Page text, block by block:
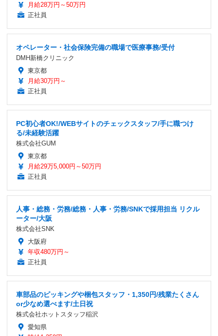
月給28万円～50万円
正社員
オペレーター・社会保険完備の職場で医療事務/受付
DMH新橋クリニック
東京都
月給30万円～
正社員
PC初心者OK!/WEBサイトのチェックスタッフ/手に職つけ
る/未経験活躍
株式会社GUM
東京都
月給29万5,000円～50万円
正社員
人事・総務・労務/総務・人事・労務/SNKで採用担当 リクル
ーター/大阪
株式会社SNK
大阪府
年収480万円～
正社員
車部品のピッキングや梱包スタッフ・1,350円/残業たくさん
or少なめ選べます/土日祝
株式会社ホットスタッフ稲沢
愛知県